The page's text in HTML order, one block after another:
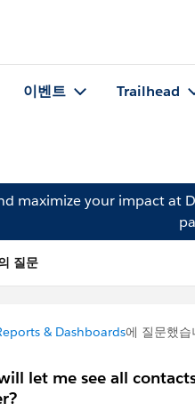
이벤트 Trailhead
maximize your impact at
질문
& Dashboards에 질문했습
let me see all